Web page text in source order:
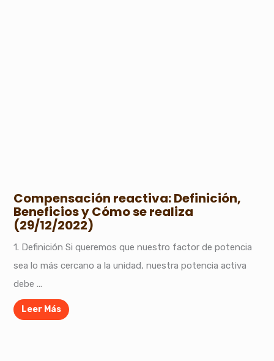
Compensación reactiva: Definición,
Beneficios y Cómo se realiza
(29/12/2022)
1. Definición Si queremos que nuestro factor de potencia
sea lo más cercano a la unidad, nuestra potencia activa
debe ...
Leer Más